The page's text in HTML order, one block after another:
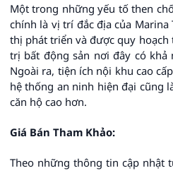
Một trong những yếu tố then
chính là vị trí đắc địa của Marina
thị phát triển và được quy hoạch
trị bất động sản nơi đây có khả
Ngoài ra, tiện ích nội khu cao
hệ thống an ninh hiện đại cũng
căn hộ cao hơn.
Giá Bán Tham Khảo:
Theo những thông tin cập nhật